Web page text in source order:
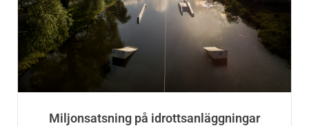
Miljonsatsning på idrottsanläggningar